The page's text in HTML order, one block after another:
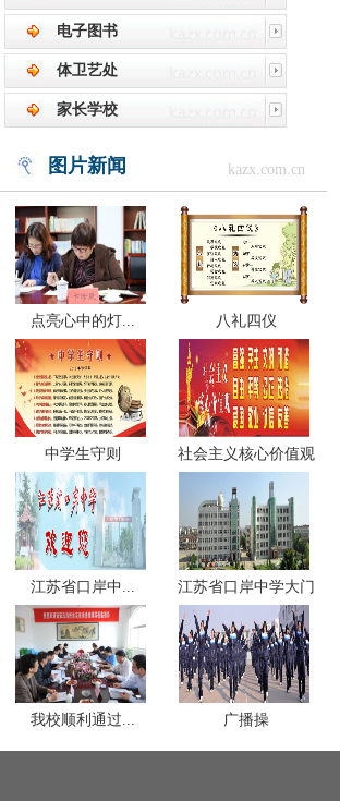
电子图书
体卫艺处
家长学校
图片新闻 kazx.com.cn
点亮心中的灯... 八礼四仪
中学生守则 社会主义核心价值观
江苏省口岸中... 江苏省口岸中学大门
我校顺利通过... 广播操